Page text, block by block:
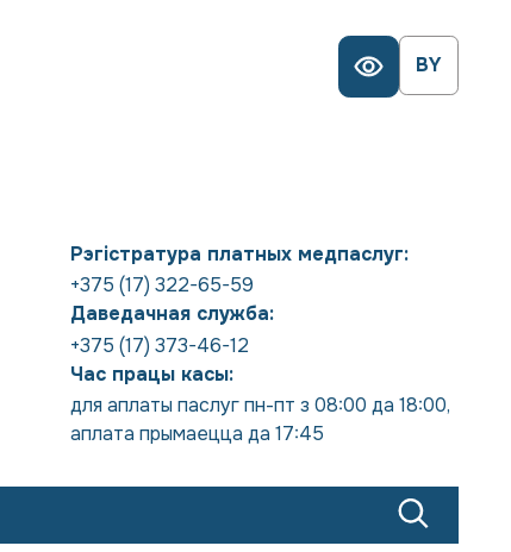
BY
Рэгістратура платных медпаслуг:
+375 (17) 322-65-59
Даведачная служба:
+375 (17) 373-46-12
Час працы касы:
для аплаты паслуг пн-пт з 08:00 да 18:00,
аплата прымаецца да 17:45